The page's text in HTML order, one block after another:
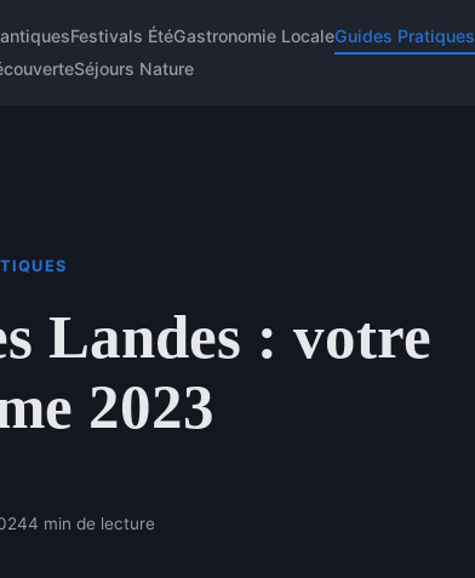
Festivals ÉtéGastronomie LocaleGuides Pratiques
Séjours Nature
Landes : votre
2023
4 min de lecture